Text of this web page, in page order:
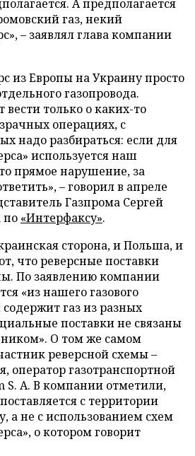
А предполагается
газ, некий
– заявлял глава компании
из Европы на Украину просто
газопровода.
вести только о каких-то
операциях, с
надо разбираться: если для
используется наш
прямое нарушение, за
– говорил в апреле
Газпрома Сергей
по «Интерфаксу».
сторона, и Польша, и
что реверсные поставки
По заявлению компании
«из нашего газового
газ из разных
поставки не связаны
О том же самом
реверсной схемы –
оператор газотранспортной
S. A. В компании отметили,
с территории
а не с использованием схем
о котором говорит